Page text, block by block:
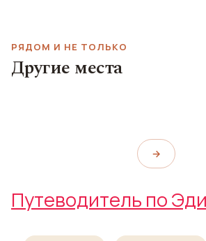
РЯДОМ И НЕ ТОЛЬКО
Другие места
Национальный музей
Шотландии
→
Путеводитель по